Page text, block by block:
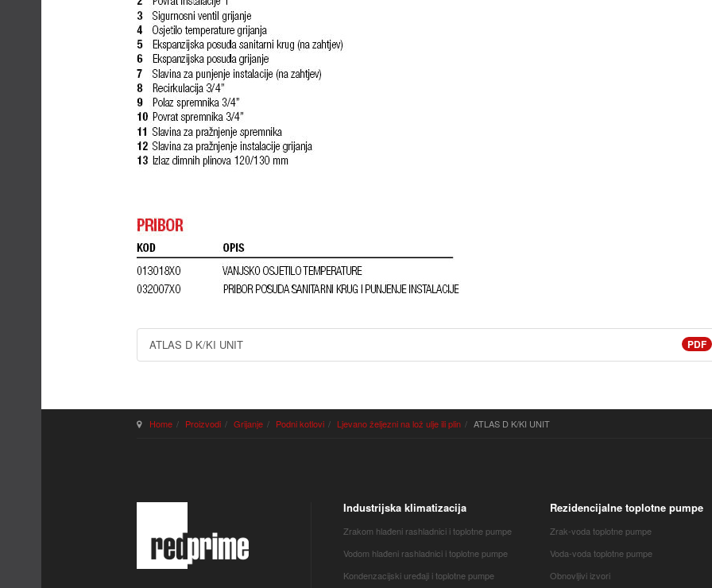
PDF
ATLAS D K/KI UNIT
Home Proizvodi Grijanje Podni kotlovi Ljevano željezni na lož ulje ili plin ATLAS D K/KI UNIT
Industrijska klimatizacija
Zrakom hlađeni rashladnici i toplotne pumpe
Vodom hlađeni rashladnici i toplotne pumpe
Kondenzacijski uređaji i toplotne pumpe
Rezidencijalne toplotne pumpe
Zrak-voda toplotne pumpe
Voda-voda toplotne pumpe
Obnovljivi izvori